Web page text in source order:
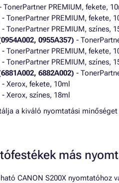
TonerPartner PREMIUM, fekete,
- TonerPartner PREMIUM, fekete,
- TonerPartner PREMIUM, színes,
0955A357) -
- TonerPartner PREMIUM, fekete,
- TonerPartner PREMIUM, színes,
6882A002) -
- Xerox, fekete, 10ml
- Xerox, színes, 18ml
a kiváló nyomtatási
más
CANON S200X